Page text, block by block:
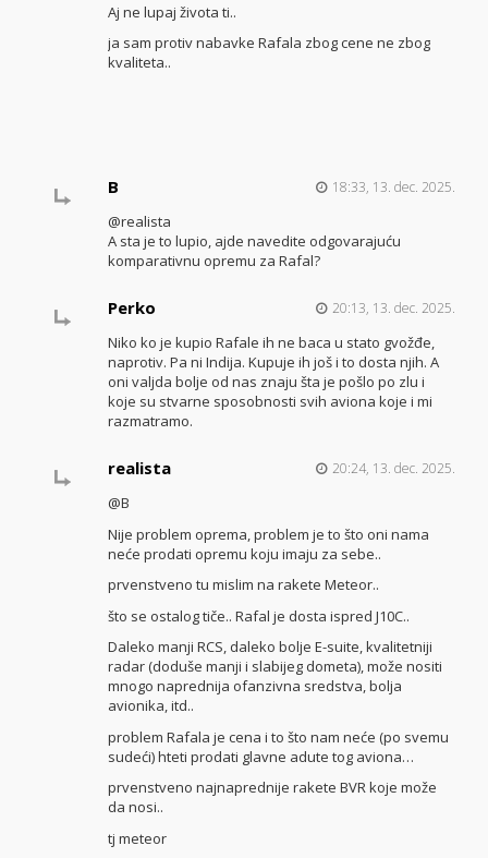
Aj ne lupaj života ti..
ja sam protiv nabavke Rafala zbog cene ne zbog
kvaliteta..
B 18:33, 13. dec. 2025.
@realista
A sta je to lupio, ajde navedite odgovarajuću
komparativnu opremu za Rafal?
Perko 20:13, 13. dec. 2025.
Niko ko je kupio Rafale ih ne baca u stato gvožđe,
naprotiv. Pa ni Indija. Kupuje ih još i to dosta njih. A
oni valjda bolje od nas znaju šta je pošlo po zlu i
koje su stvarne sposobnosti svih aviona koje i mi
razmatramo.
realista 20:24, 13. dec. 2025.
@B
Nije problem oprema, problem je to što oni nama
neće prodati opremu koju imaju za sebe..
prvenstveno tu mislim na rakete Meteor..
što se ostalog tiče.. Rafal je dosta ispred J10C..
Daleko manji RCS, daleko bolje E-suite, kvalitetniji
radar (doduše manji i slabijeg dometa), može nositi
mnogo naprednija ofanzivna sredstva, bolja
avionika, itd..
problem Rafala je cena i to što nam neće (po svemu
sudeći) hteti prodati glavne adute tog aviona…
prvenstveno najnaprednije rakete BVR koje može
da nosi..
tj meteor